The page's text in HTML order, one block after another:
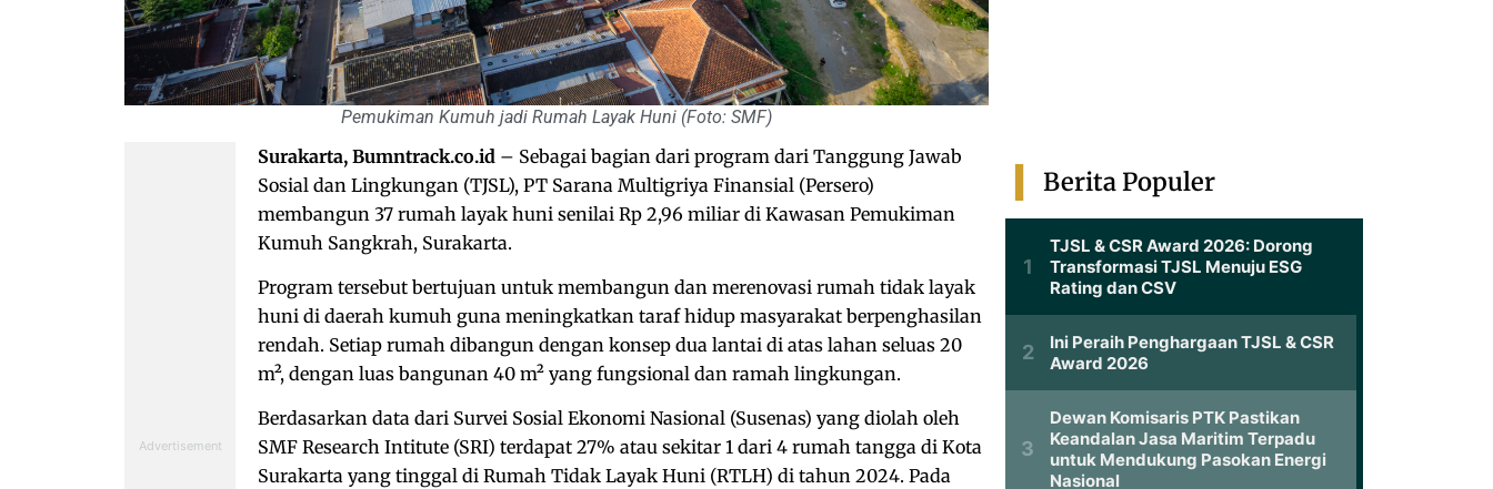
Pemukiman Kumuh jadi Rumah Layak Huni (Foto: SMF)
Surakarta, Bumntrack.co.id – Sebagai bagian dari program dari Tanggung Jawab
Sosial dan Lingkungan (TJSL), PT Sarana Multigriya Finansial (Persero)
membangun 37 rumah layak huni senilai Rp 2,96 miliar di Kawasan Pemukiman
Kumuh Sangkrah, Surakarta.
Program tersebut bertujuan untuk membangun dan merenovasi rumah tidak layak
huni di daerah kumuh guna meningkatkan taraf hidup masyarakat berpenghasilan
rendah. Setiap rumah dibangun dengan konsep dua lantai di atas lahan seluas 20
m², dengan luas bangunan 40 m² yang fungsional dan ramah lingkungan.
Berdasarkan data dari Survei Sosial Ekonomi Nasional (Susenas) yang diolah oleh
SMF Research Intitute (SRI) terdapat 27% atau sekitar 1 dari 4 rumah tangga di Kota
Surakarta yang tinggal di Rumah Tidak Layak Huni (RTLH) di tahun 2024. Pada
Berita Populer